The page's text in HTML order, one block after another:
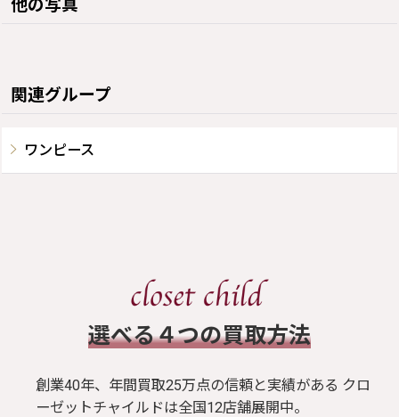
他の写真
関連グループ
ワンピース
​選べる４つの買取方法
創業40年、年間買取25万点の信頼と実績がある クロ
ーゼットチャイルドは全国12店舗展開中。